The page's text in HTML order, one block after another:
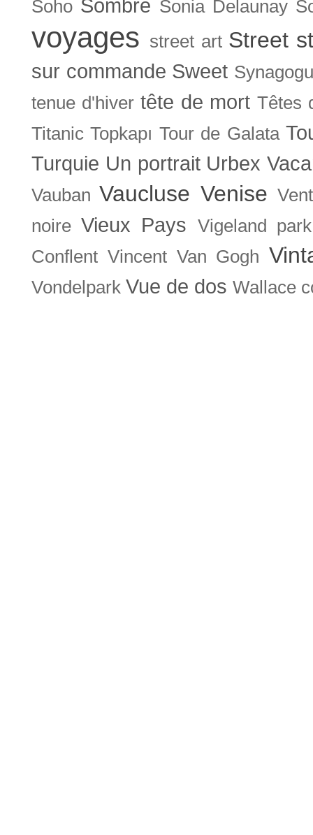
Soho Sombre Sonia Delaunay
voyages street art Street
sur commande Sweet
tenue d'hiver tête de mort Têtes
Titanic Topkapı Tour de Galata
Turquie Un portrait Urbex
Vauban Vaucluse Venise
noire Vieux Pays
Vigeland park
Conflent Vincent Van Gogh
Vondelpark Vue de dos Wallace